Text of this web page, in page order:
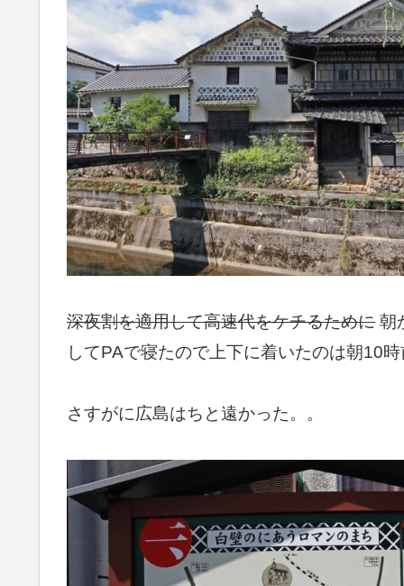
深夜割を適用して高速代をケチるために 朝
してPAで寝たので上下に着いたのは朝10
さすがに広島はちと遠かった。。